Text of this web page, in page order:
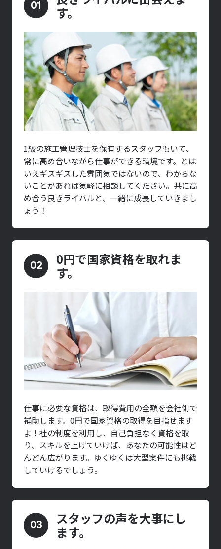
01
す。
1級の施工管理技士を保有するスタッフもいて、
常に高め合いながら仕事ができる環境です。とは
いえギスギスした雰囲気ではないので、わからな
いことがあれば気軽に相談してください。共に高
め合う良きライバルと、一緒に成長していきまし
ょう！
02
0円で国家資格を取れま
す。
仕事に必要な資格は、取得費用の全額を会社側で
補助します。0円で国家資格の取得を目指せます
よ！社の制度を利用し、自己負担なく資格を取
り、スキルを上げていけば、あなたの可能性はど
んどん広がります。ゆくゆくは大型案件にも挑戦
していけるでしょう。
03
スタッフの声を大事にし
ます。